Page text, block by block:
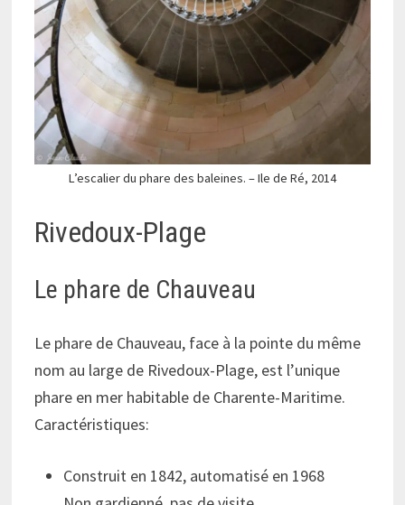
L’escalier du phare des baleines. – Ile de Ré, 2014
Rivedoux-Plage
Le phare de Chauveau
Le phare de Chauveau, face à la pointe du même
nom au large de Rivedoux-Plage, est l’unique
phare en mer habitable de Charente-Maritime.
Caractéristiques:
Construit en 1842, automatisé en 1968